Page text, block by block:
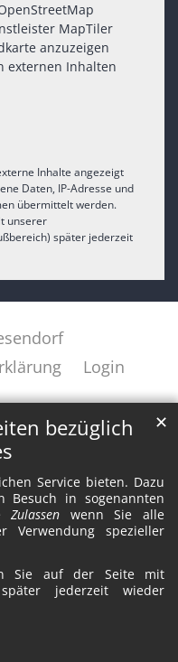
bezüglich
Service bieten. Dazu
Besuch in sogenannten
Zulassen wenn Sie alle
Verwendung spezieller
Sie auf der Seite mit
jederzeit wieder
✕
MapTiler
anzuzeigen
externen Inhalten
Inhalte angezeigt
Daten, IP-Adresse und
übermittelt werden.
unserer
später jederzeit
Login